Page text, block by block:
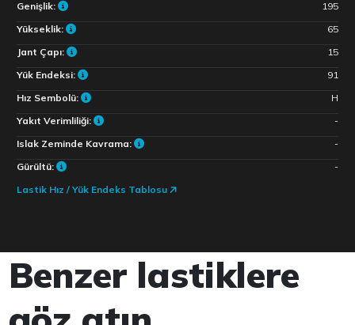
Genişlik:
195
Yükseklik:
65
Jant Çapı:
15
Yük Endeksi:
91
Hız Sembolü:
H
Yakıt Verimliliği:
-
Islak Zeminde Kavrama:
-
Gürültü:
-
Lastik Hız / Yük Endeks Tablosu
Benzer lastiklere